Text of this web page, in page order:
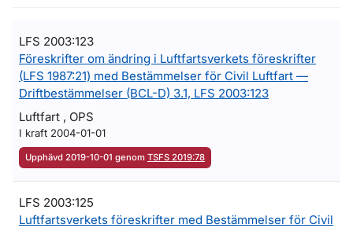
LFS 2003:123
Föreskrifter om ändring i Luftfartsverkets föreskrifter
(LFS 1987:21) med Bestämmelser för Civil Luftfart —
Driftbestämmelser (BCL-D) 3.1, LFS 2003:123
Luftfart , OPS
I kraft 2004-01-01
Upphävd 2019-10-01 genom TSFS 2019:78
LFS 2003:125
Luftfartsverkets föreskrifter med Bestämmelser för Civil